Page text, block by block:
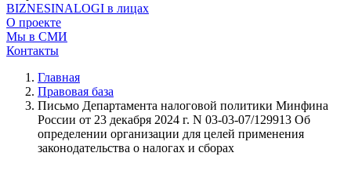
BIZNESINALOGI в лицах
О проекте
Мы в СМИ
Контакты
Главная
Правовая база
Письмо Департамента налоговой политики Минфина
России от 23 декабря 2024 г. N 03-03-07/129913 Об
определении организации для целей применения
законодательства о налогах и сборах